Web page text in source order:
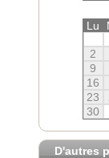
Lu
2
9
16
23
30
D'autres